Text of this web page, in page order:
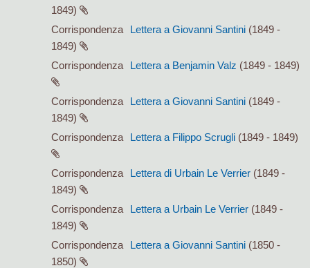
1849)
Corrispondenza
Lettera a Giovanni Santini (1849 -
1849)
Corrispondenza
Lettera a Benjamin Valz (1849 - 1849)
Corrispondenza Lettera a Giovanni Santini (1849 -
1849)
Corrispondenza
Lettera a Filippo Scrugli (1849 - 1849)
Corrispondenza Lettera di Urbain Le Verrier (1849 -
1849)
Corrispondenza
Lettera a Urbain Le Verrier (1849 -
1849)
Corrispondenza
Lettera a Giovanni Santini (1850 -
1850)